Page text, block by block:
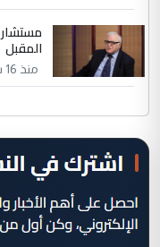
المقبل
منذ 16 ساعة